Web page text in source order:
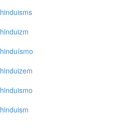
hinduisms
hinduizm
hinduísmo
hinduizem
hinduismo
hinduism